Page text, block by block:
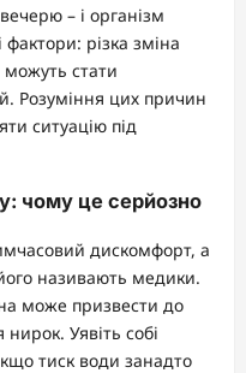
– і організм
різка зміна
можуть стати
Розуміння цих причин
ситуацію під
чому це серйозно
дискомфорт, а
називають медики.
може призвести до
Уявіть собі
тиск води занадто